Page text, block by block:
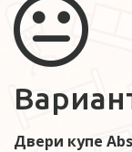
Двери купе